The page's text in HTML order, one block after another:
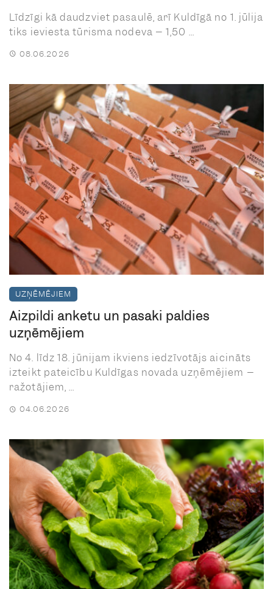
Līdzīgi kā daudzviet pasaulē, arī Kuldīgā no 1. jūlija
tiks ieviesta tūrisma nodeva – 1,50 ...
08.06.2026
UZŅĒMĒJIEM
Aizpildi anketu un pasaki paldies
uzņēmējiem
No 4. līdz 18. jūnijam ikviens iedzīvotājs aicināts
izteikt pateicību Kuldīgas novada uzņēmējiem –
ražotājiem, ...
04.06.2026